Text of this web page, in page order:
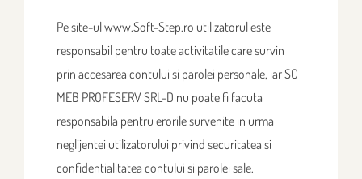
Pe site-ul www.Soft-Step.ro utilizatorul este
responsabil pentru toate activitatile care survin
prin accesarea contului si parolei personale, iar SC
MEB PROFESERV SRL-D nu poate fi facuta
responsabila pentru erorile survenite in urma
neglijentei utilizatorului privind securitatea si
confidentialitatea contului si parolei sale.